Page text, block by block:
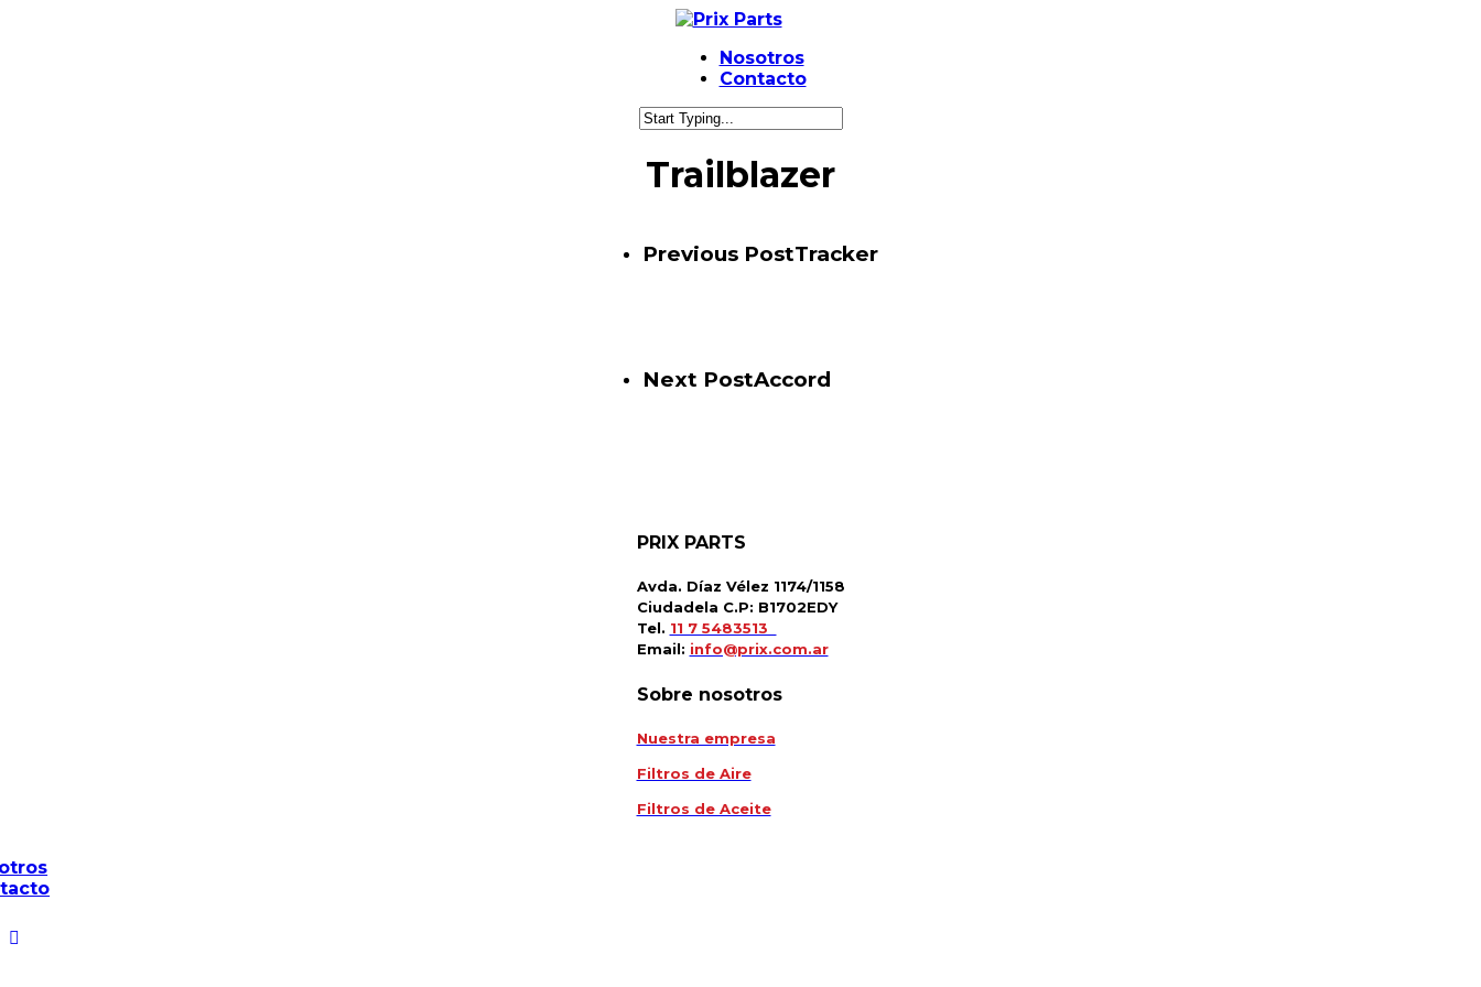
Nosotros
Contacto
Trailblazer
Previous PostTracker
Next PostAccord
PRIX PARTS
Avda. Díaz Vélez 1174/1158
Ciudadela C.P: B1702EDY
Tel. 11 7 5483513
Email: info@prix.com.ar
Sobre nosotros
Nuestra empresa
Filtros de Aire
Filtros de Aceite